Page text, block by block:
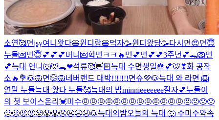
소연🥰면jsy여니왓다🍔윈디랑🍔먹자🥳윈디왔당🥳다시면😍면😇
누들💌면😇💕💕💕며니💌헉면ㅋㅋ🔥 면💕면💕💕3주년💕🐊🦁면
💕늑대 언니🐺🐭🐊❤석류🥰👋🏻늑대 수면생일🎂💕🐭❣화 공작
소🔥💐🐶🦁면🤭🦁네버랜드 대박!!!!!!!면슈💜🐶늑대 와 라면 🦁
연말 누들늑대 왔다 누들🥰늑대의 밤minnieeeeeee잘자💕누들이
의 첫 보이스온리💓미수🤨🤨🤨🤨🤨🤨🤨🤨🤨🤨🤨🤨🤨😠😠😠😠
😠😡😡😡😤😤😤😩😩😫😫🐶늑대의밤오늘의 늑대 🐺 수미수약속